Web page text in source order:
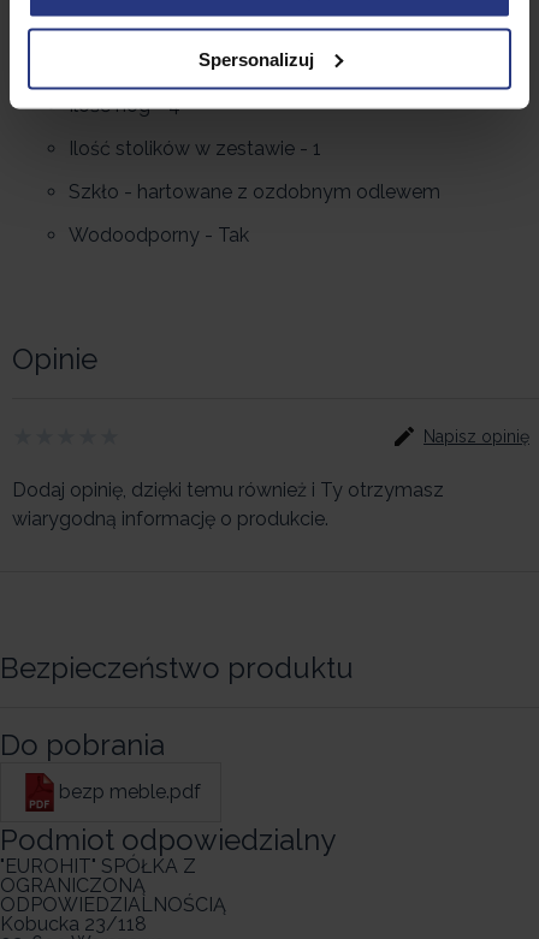
Spersonalizuj
Materiały - stal piaskowana, szkło
Wymiary stolika - 60 x 70 cm
Ilość nóg - 4
Ilość stolików w zestawie - 1
Szkło - hartowane z ozdobnym odlewem
Wodoodporny - Tak
Opinie
Napisz opinię
Dodaj opinię, dzięki temu również i Ty otrzymasz
wiarygodną informację o produkcie.
Bezpieczeństwo produktu
Do pobrania
bezp meble.pdf
Podmiot odpowiedzialny
"EUROHIT" SPÓŁKA Z
OGRANICZONĄ
ODPOWIEDZIALNOŚCIĄ
Kobucka 23/118